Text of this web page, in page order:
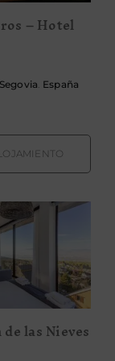
– Hotel
Segovia. España
de las
las Nieves